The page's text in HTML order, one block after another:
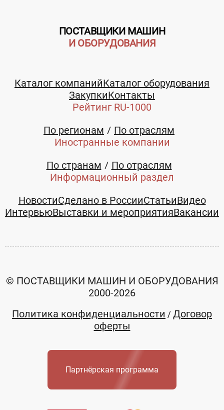
ПОСТАВЩИКИ МАШИН
И ОБОРУДОВАНИЯ
Каталог компанийКаталог оборудования
ЗакупкиКонтакты
Рейтинг RU-1000
По регионам
По отраслям
Иностранные компании
По странам
По отраслям
Информационный раздел
НовостиСделано в РоссииСтатьиВидео
ИнтервьюВыставки и мероприятияВакансии
© ПОСТАВЩИКИ МАШИН И ОБОРУДОВАНИЯ
2000-2026
Политика конфиденциальности / Договор
оферты
Партнёрская программа